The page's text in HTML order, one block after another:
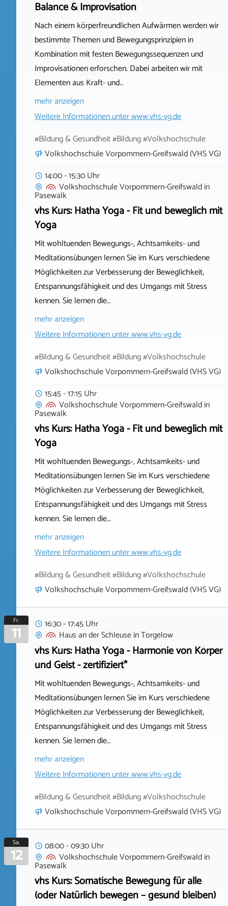
Balance & Improvisation
Nach einem körperfreundlichen Aufwärmen werden wir
bestimmte Themen und Bewegungsprinzipien in
Kombination mit festen Bewegungssequenzen und
Improvisationen erforschen. Dabei arbeiten wir mit
Elementen aus Kraft- und…
mehr anzeigen
Weitere Informationen unterwww.vhs-vg.de
#Bildung & Gesundheit #Bildung #Volkshochschule
Volkshochschule Vorpommern-Greifswald (VHS VG)
14:00 - 15:30 Uhr
Volkshochschule Vorpommern-Greifswaldin
Pasewalk
vhs Kurs: Hatha Yoga - Fit und beweglich mit
Yoga
Mit wohltuenden Bewegungs-, Achtsamkeits- und
Meditationsübungen lernen Sie im Kurs verschiedene
Möglichkeiten zur Verbesserung der Beweglichkeit,
Entspannungsfähigkeit und des Umgangs mit Stress
kennen. Sie lernen die…
mehr anzeigen
Weitere Informationen unterwww.vhs-vg.de
#Bildung & Gesundheit #Bildung #Volkshochschule
Volkshochschule Vorpommern-Greifswald (VHS VG)
15:45 - 17:15 Uhr
Volkshochschule Vorpommern-Greifswaldin
Pasewalk
vhs Kurs: Hatha Yoga - Fit und beweglich mit
Yoga
Mit wohltuenden Bewegungs-, Achtsamkeits- und
Meditationsübungen lernen Sie im Kurs verschiedene
Möglichkeiten zur Verbesserung der Beweglichkeit,
Entspannungsfähigkeit und des Umgangs mit Stress
kennen. Sie lernen die…
mehr anzeigen
Weitere Informationen unterwww.vhs-vg.de
#Bildung & Gesundheit #Bildung #Volkshochschule
Volkshochschule Vorpommern-Greifswald (VHS VG)
Fr.
11
16:30 - 17:45 Uhr
Haus an der SchleuseinTorgelow
vhs Kurs: Hatha Yoga - Harmonie von Körper
und Geist - zertifiziert*
Mit wohltuenden Bewegungs-, Achtsamkeits- und
Meditationsübungen lernen Sie im Kurs verschiedene
Möglichkeiten zur Verbesserung der Beweglichkeit,
Entspannungsfähigkeit und des Umgangs mit Stress
kennen. Sie lernen die…
mehr anzeigen
Weitere Informationen unterwww.vhs-vg.de
#Bildung & Gesundheit #Bildung #Volkshochschule
Volkshochschule Vorpommern-Greifswald (VHS VG)
Sa.
12
08:00 - 09:30 Uhr
Volkshochschule Vorpommern-Greifswaldin
Pasewalk
vhs Kurs: Somatische Bewegung für alle
(oder Natürlich bewegen – gesund bleiben)